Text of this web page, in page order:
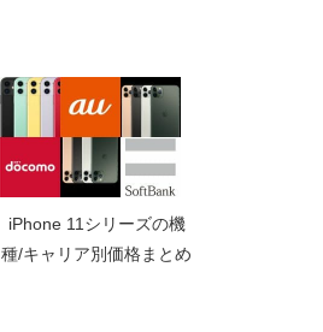
iPhone 11シリーズの機
種/キャリア別価格まとめ